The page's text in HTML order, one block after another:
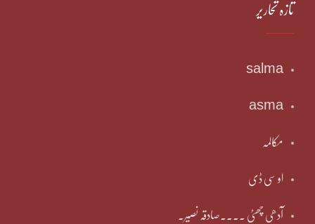
تازہ تحاریر
salma
asma
مکالمہ
او سی ڈی
آدھی چھٹی ۔۔۔۔صادقہ نصیر۔